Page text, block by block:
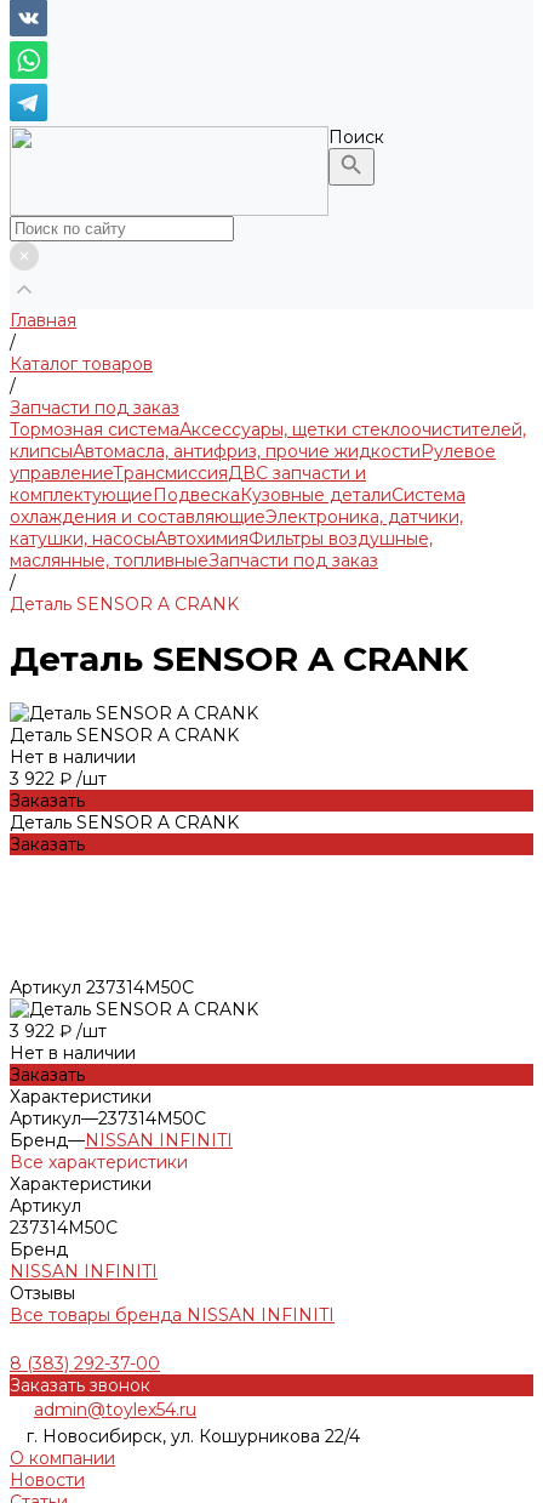
Поиск
Главная
/
Каталог товаров
/
Запчасти под заказ
Тормозная системаАксессуары, щетки стеклоочистителей,
клипсыАвтомасла, антифриз, прочие жидкостиРулевое
управлениеТрансмиссияДВС запчасти и
комплектующиеПодвескаКузовные деталиСистема
охлаждения и составляющиеЭлектроника, датчики,
катушки, насосыАвтохимияФильтры воздушные,
маслянные, топливныеЗапчасти под заказ
/
Деталь SENSOR A CRANK
Деталь SENSOR A CRANK
Деталь SENSOR A CRANK
Нет в наличии
3 922 ₽ /шт
Заказать
Деталь SENSOR A CRANK
Заказать
Артикул 237314M50C
3 922 ₽ /шт
Нет в наличии
Заказать
Характеристики
Артикул—237314M50C
Бренд—NISSAN INFINITI
Все характеристики
Характеристики
Артикул
237314M50C
Бренд
NISSAN INFINITI
Отзывы
Все товары бренда NISSAN INFINITI
8 (383) 292-37-00
Заказать звонок
admin@toylex54.ru
г. Новосибирск, ул. Кошурникова 22/4
О компании
Новости